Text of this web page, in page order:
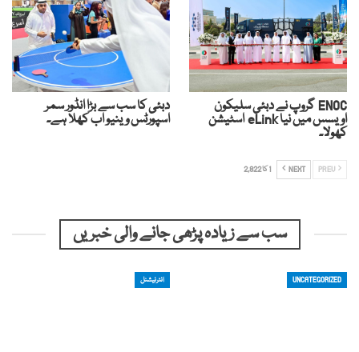
ENOC گروپ نے دبئی سلیکون
اویسس میں نیا eLink اسٹیشن
کھولا۔
دبئی کا سب سے بڑا انڈور سمر
اسپورٹس وینیو اب کھلا ہے۔
NEXT 1 کا 2,822
سب سے زیادہ پڑھی جانے والی خبریں
UNCATEGORIZED انٹرنیشنل